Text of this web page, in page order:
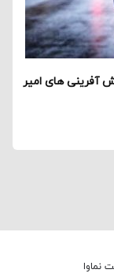
آفرینی های امیر
نماوا